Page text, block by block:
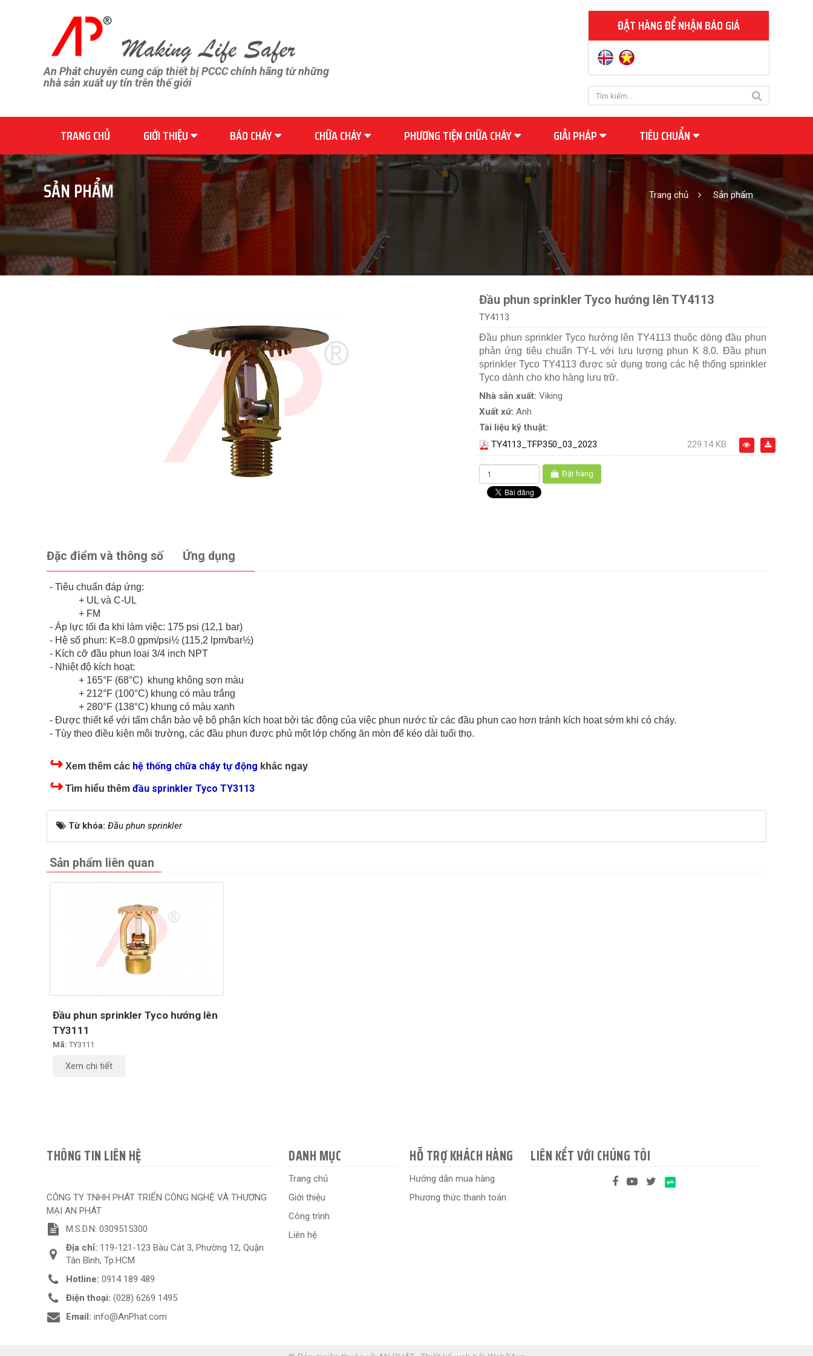
An Phát chuyên cung cấp thiết bị PCCC chính hãng từ những
nhà sản xuất uy tín trên thế giới
ĐẶT HÀNG ĐỂ NHẬN BÁO GIÁ
TRANG CHỦ GIỚI THIỆU BÁO CHÁY CHỮA CHÁY PHƯƠNG TIỆN CHỮA CHÁY GIẢI PHÁP TIÊU CHUẨN
SẢN PHẨM Trang chủ Sản phẩm
Đầu phun sprinkler Tyco hướng lên TY4113
TY4113
Đầu phun sprinkler Tyco hướng lên TY4113 thuộc dòng đầu phun
phản ứng tiêu chuẩn TY-L với lưu lượng phun K 8.0. Đầu phun
sprinkler Tyco TY4113 được sử dụng trong các hệ thống sprinkler
Tyco dành cho kho hàng lưu trữ.
Nhà sản xuất: Viking
Xuất xứ: Anh
Tài liệu kỹ thuật:
TY4113_TFP350_03_2023
229.14 KB
Đặt hàng
Đặc điểm và thông số Ứng dụng
- Tiêu chuẩn đáp ứng:
+ UL và C-UL
+ FM
- Áp lực tối đa khi làm việc: 175 psi (12,1 bar)
- Hệ số phun: K=8.0 gpm/psi½ (115,2 lpm/bar½)
- Kích cỡ đầu phun loại 3/4 inch NPT
- Nhiệt độ kích hoạt:
+ 165°F (68°C) khung không sơn màu
+ 212°F (100°C) khung có màu trắng
+ 280°F (138°C) khung có màu xanh
- Được thiết kế với tấm chắn bảo vệ bộ phận kích hoạt bởi tác động của việc phun nước từ các đầu phun cao hơn tránh kích hoạt sớm khi có cháy.
- Tùy theo điều kiện môi trường, các đầu phun được phủ một lớp chống ăn mòn để kéo dài tuổi thọ.
↪ Xem thêm các hệ thống chữa cháy tự động khác ngay
↪ Tìm hiểu thêm đầu sprinkler Tyco TY3113
Từ khóa: Đầu phun sprinkler
Sản phẩm liên quan
Đầu phun sprinkler Tyco hướng lên
TY3111
Mã: TY3111
Xem chi tiết
THÔNG TIN LIÊN HỆ
CÔNG TY TNHH PHÁT TRIỂN CÔNG NGHỆ VÀ THƯƠNG
MẠI AN PHÁT
M.S.D.N: 0309515300
Địa chỉ: 119-121-123 Bàu Cát 3, Phường 12, Quận
Tân Bình, Tp.HCM
Hotline: 0914 189 489
Điện thoại: (028) 6269 1495
Email: info@AnPhat.com
DANH MỤC
Trang chủ
Giới thiệu
Công trình
Liên hệ
HỖ TRỢ KHÁCH HÀNG
Hướng dẫn mua hàng
Phương thức thanh toán
LIÊN KẾT VỚI CHÚNG TÔI